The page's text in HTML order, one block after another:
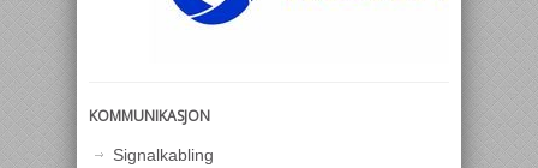
KOMMUNIKASJON
Signalkabling